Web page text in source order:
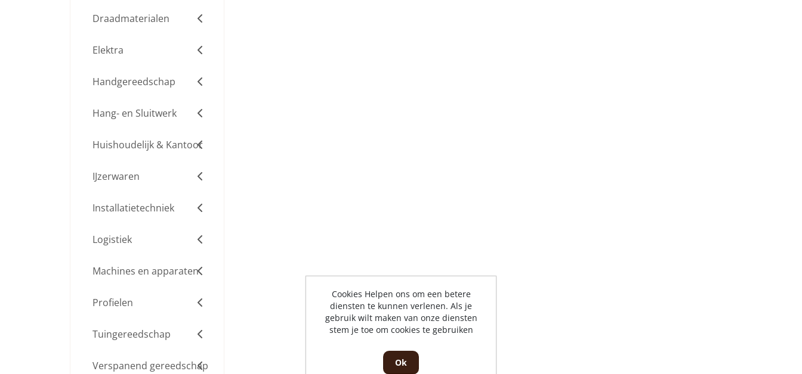
Draadmaterialen
Elektra
Handgereedschap
Hang- en Sluitwerk
Huishoudelijk & Kantoor
IJzerwaren
Installatietechniek
Logistiek
Machines en apparaten
Profielen
Tuingereedschap
Verspanend gereedschap
Cookies Helpen ons om een betere
diensten te kunnen verlenen. Als je
gebruik wilt maken van onze diensten
stem je toe om cookies te gebruiken
Ok